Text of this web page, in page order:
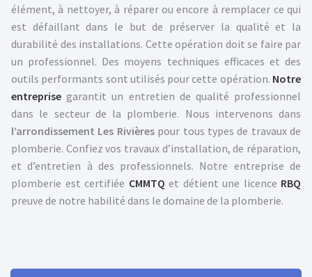
élément, à nettoyer, à réparer ou encore à remplacer ce qui
est défaillant dans le but de préserver la qualité et la
durabilité des installations. Cette opération doit se faire par
un professionnel. Des moyens techniques efficaces et des
outils performants sont utilisés pour cette opération. Notre
entreprise garantit un entretien de qualité professionnel
dans le secteur de la plomberie. Nous intervenons dans
l’arrondissement Les Rivièrespour tous types de travaux de
plomberie. Confiez vos travaux d’installation, de réparation,
et d’entretien à des professionnels. Notre entreprise de
plomberie est certifiée CMMTQ et détient une licence RBQ
preuve de notre habilité dans le domaine de la plomberie.